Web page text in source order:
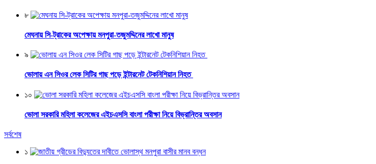
৮
মেঘনায় সি-ট্রাকের অপেক্ষায় মনপুরা-তজুমদ্দিনের লাখো মানুষ
৯
ভোলায় এন সিওর লেক সিটির গাছ পড়ে ইন্টারনেট টেকনিশিয়ান নিহত
১০
ভোলা সরকারি মহিলা কলেজের এইচএসসি বাংলা পরীক্ষা নিয়ে বিভ্রান্তির অবসান
সর্বশেষ
১